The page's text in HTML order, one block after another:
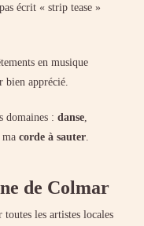
écrit « strip tease »
en musique
bien apprécié.
domaines :danse
macorde à sauter
de Colmar
toutes les artistes locales